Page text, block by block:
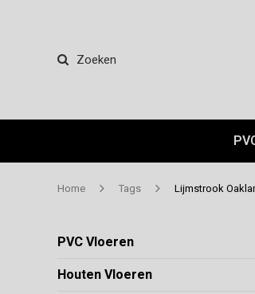
Zoeken
Home Tags Lijmstrook
PVC Vloeren
Houten Vloeren